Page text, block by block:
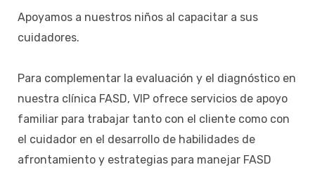
Apoyamos a nuestros niños al capacitar a sus
cuidadores.
Para complementar la evaluación y el diagnóstico en
nuestra clínica FASD, VIP ofrece servicios de apoyo
familiar para trabajar tanto con el cliente como con
el cuidador en el desarrollo de habilidades de
afrontamiento y estrategias para manejar FASD